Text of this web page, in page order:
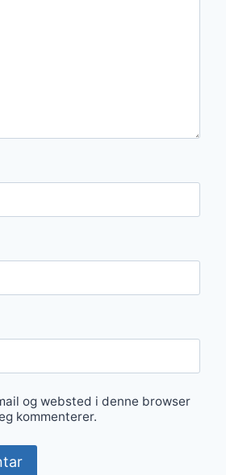
og websted i denne browser
kommenterer.